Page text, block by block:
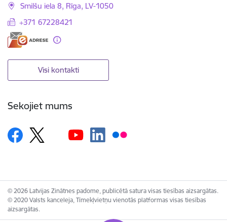
Smilšu iela 8, Rīga, LV-1050
+371 67228421
Visi kontakti
Sekojiet mums
© 2026 Latvijas Zinātnes padome, publicētā satura visas tiesības aizsargātas.
© 2020 Valsts kanceleja, Tīmekļvietņu vienotās platformas visas tiesības
aizsargātas.